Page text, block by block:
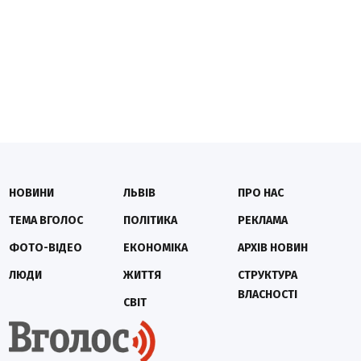
НОВИНИ
ТЕМА ВГОЛОС
ФОТО-ВІДЕО
ЛЮДИ
ЛЬВІВ
ПОЛІТИКА
ЕКОНОМІКА
ЖИТТЯ
СВІТ
ПРО НАС
РЕКЛАМА
АРХІВ НОВИН
СТРУКТУРА
ВЛАСНОСТІ